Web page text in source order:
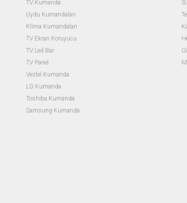
TV Kumanda
Uydu Kumandaları
Klima Kumandaları
TV Ekran Koruyucu
TV Led Bar
TV Panel
Vestel Kumanda
LG Kumanda
Toshiba Kumanda
Samsung Kumanda